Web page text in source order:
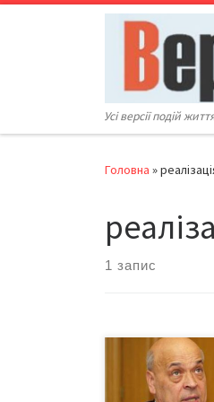
Перейти до вмісту
Усі версії подій
Головна »
1 запис
Нардеп Геннадій
Україну за
«перерваний